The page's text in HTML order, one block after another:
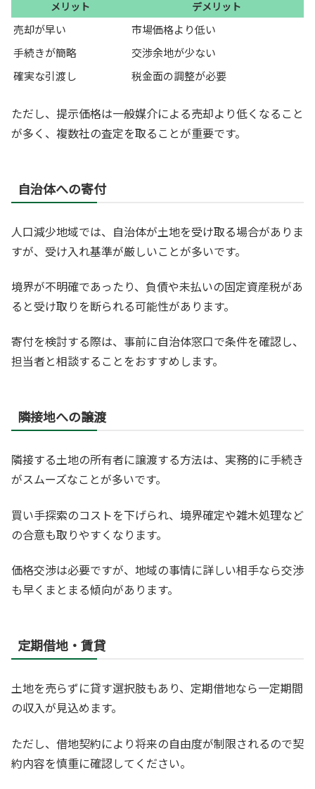
メリット デメリット
売却が早い
市場価格より低い
手続きが簡略
交渉余地が少ない
確実な引渡し
税金面の調整が必要
ただし、提示価格は一般媒介による売却より低くなること
が多く、複数社の査定を取ることが重要です。
自治体への寄付
人口減少地域では、自治体が土地を受け取る場合がありま
すが、受け入れ基準が厳しいことが多いです。
境界が不明確であったり、負債や未払いの固定資産税があ
ると受け取りを断られる可能性があります。
寄付を検討する際は、事前に自治体窓口で条件を確認し、
担当者と相談することをおすすめします。
隣接地への譲渡
隣接する土地の所有者に譲渡する方法は、実務的に手続き
がスムーズなことが多いです。
買い手探索のコストを下げられ、境界確定や雑木処理など
の合意も取りやすくなります。
価格交渉は必要ですが、地域の事情に詳しい相手なら交渉
も早くまとまる傾向があります。
定期借地・賃貸
土地を売らずに貸す選択肢もあり、定期借地なら一定期間
の収入が見込めます。
ただし、借地契約により将来の自由度が制限されるので契
約内容を慎重に確認してください。